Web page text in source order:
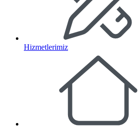
Hizmetlerimiz